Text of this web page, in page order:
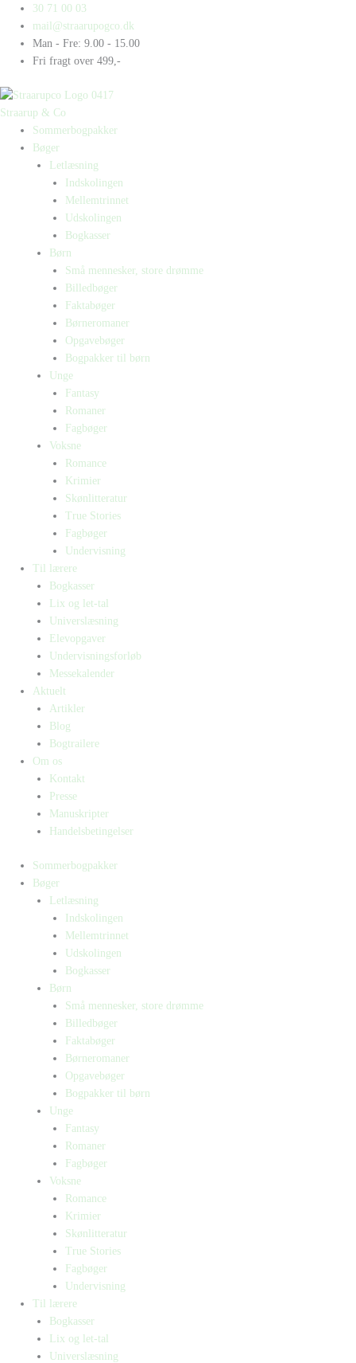
indholdet
30 71 00 03
mail@straarupogco.dk
Man - Fre: 9.00 - 15.00
Fri fragt over 499,-
Straarup & Co
Sommerbogpakker
Bøger
Letlæsning
Indskolingen
Mellemtrinnet
Udskolingen
Bogkasser
Børn
Små mennesker, store drømme
Billedbøger
Faktabøger
Børneromaner
Opgavebøger
Bogpakker til børn
Unge
Fantasy
Romaner
Fagbøger
Voksne
Romance
Krimier
Skønlitteratur
True Stories
Fagbøger
Undervisning
Til lærere
Bogkasser
Lix og let-tal
Universlæsning
Elevopgaver
Undervisningsforløb
Messekalender
Aktuelt
Artikler
Blog
Bogtrailere
Om os
Kontakt
Presse
Manuskripter
Handelsbetingelser
Sommerbogpakker
Bøger
Letlæsning
Indskolingen
Mellemtrinnet
Udskolingen
Bogkasser
Børn
Små mennesker, store drømme
Billedbøger
Faktabøger
Børneromaner
Opgavebøger
Bogpakker til børn
Unge
Fantasy
Romaner
Fagbøger
Voksne
Romance
Krimier
Skønlitteratur
True Stories
Fagbøger
Undervisning
Til lærere
Bogkasser
Lix og let-tal
Universlæsning
Products
search
Products
search